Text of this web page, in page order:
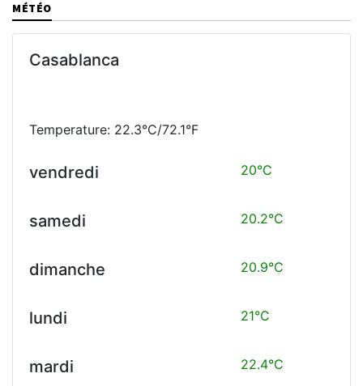
MÉTÉO
Casablanca
Temperature: 22.3°C/72.1°F
vendredi 20°C
samedi 20.2°C
dimanche 20.9°C
lundi 21°C
mardi 22.4°C